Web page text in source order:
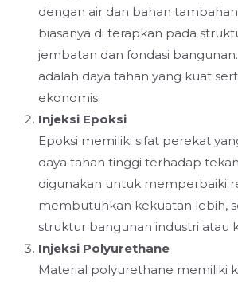
dengan air dan bahan
biasanya di terapkan pada
jembatan dan fondasi
adalah daya tahan yang kuat
ekonomis.
Injeksi Epoksi
Epoksi memiliki sifat perekat
daya tahan tinggi terhadap
digunakan untuk memperbaiki
membutuhkan kekuatan lebih,
struktur bangunan industri atau
Injeksi Polyurethane
Material polyurethane memiliki